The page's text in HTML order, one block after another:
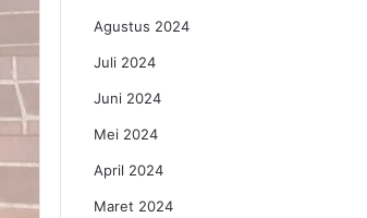
Agustus 2024
Juli 2024
Juni 2024
Mei 2024
April 2024
Maret 2024